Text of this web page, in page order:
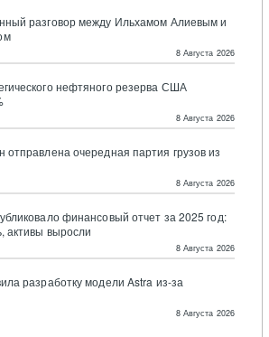
разговор между Ильхамом Алиевым и
8 Августа 2026
нефтяного резерва США
8 Августа 2026
очередная партия грузов из
8 Августа 2026
финансовый отчет за 2025 год:
активы выросли
8 Августа 2026
разработку модели Astra из-за
8 Августа 2026